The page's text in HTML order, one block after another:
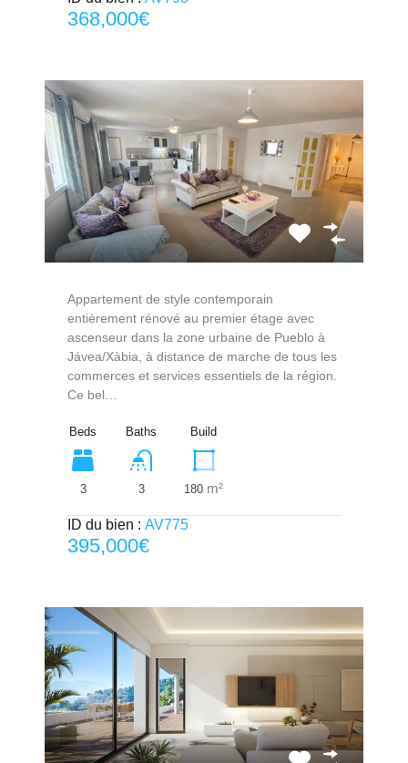
368,000€
Appartement de style contemporain
entièrement rénové au premier étage avec
ascenseur dans la zone urbaine de Pueblo à
Jávea/Xàbia, à distance de marche de tous les
commerces et services essentiels de la région.
Ce bel…
Beds
3
Baths
3
Build
180 m²
ID du bien : AV775
395,000€